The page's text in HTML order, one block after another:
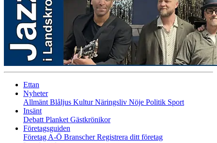
Ettan
Nyheter
Allmänt Blåljus KulturNäringsliv Nöje Politik Sport
Insänt
Debatt Planket Gästkrönikor
Företagsguiden
Företag A-Ö BranscherRegistrera ditt företag